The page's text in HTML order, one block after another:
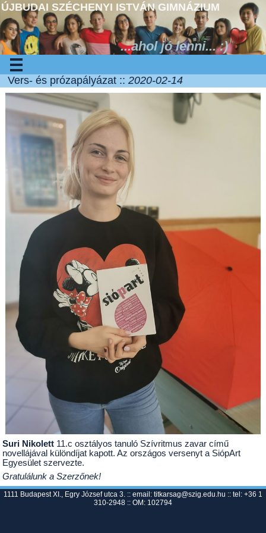
ÚJBUDAI SZÉCHENYI ISTVÁN GIMNÁZIUM
...ahol jó lenni... :)
Vers- és prózapályázat ::2020-02-14
Suri Nikolett 11.c osztályos tanuló Szívritmus zavar című
novellájával különdíjat kapott. Azországos versenyt a SiópArt
Egyesület szervezte.
Gratulálunk a Szerzőnek!
1111 Budapest XI., Egry József utca 3. :: email: titkarsag@szig.edu.hu :: tel: +36 1
310-2948 :: OM: 102794